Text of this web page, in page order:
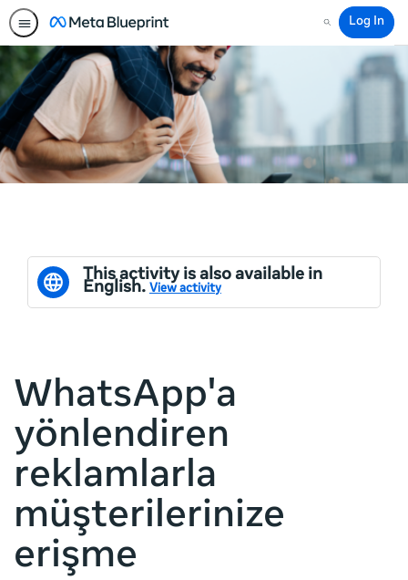
Search
Log In
This activity is also available in
English. View activity
WhatsApp'a
yönlendiren
reklamlarla
müşterilerinize
erişme